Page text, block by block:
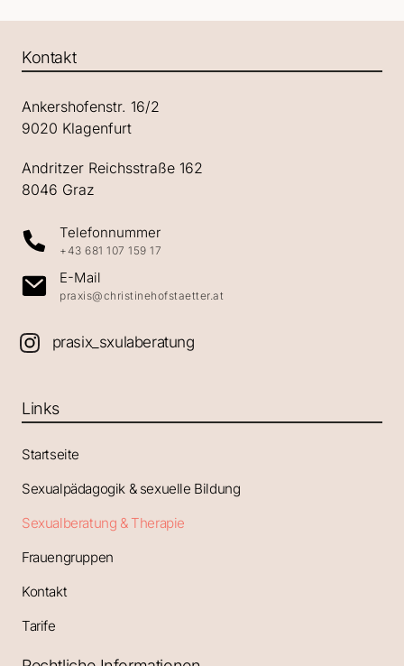
Kontakt
Ankershofenstr. 16/2
9020 Klagenfurt
Andritzer Reichsstraße 162
8046 Graz
Telefonnummer
+43 681 107 159 17
E-Mail
praxis@christinehofstaetter.at
prasix_sxulaberatung
Links
Startseite
Sexualpädagogik & sexuelle Bildung
Sexualberatung & Therapie
Frauengruppen
Kontakt
Tarife